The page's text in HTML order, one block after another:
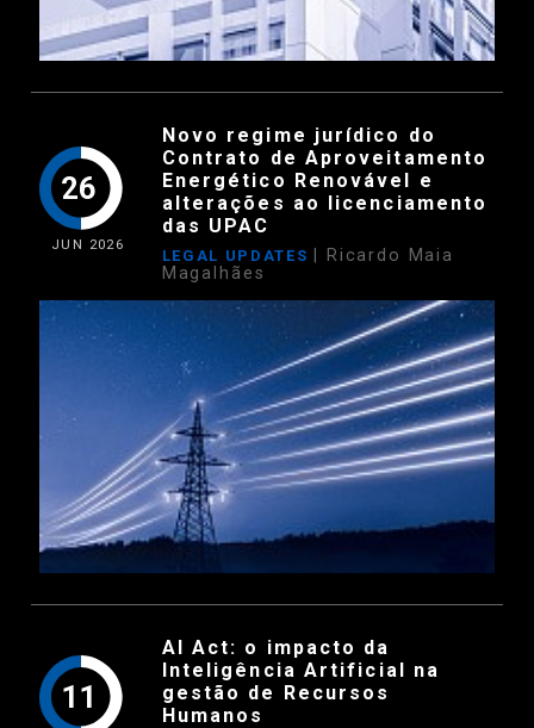
26
JUN 2026
Novo regime jurídico do
Contrato de Aproveitamento
Energético Renovável e
alterações ao licenciamento
das UPAC
LEGAL UPDATES
| Ricardo Maia
Magalhães
11
AI Act: o impacto da
Inteligência Artificial na
gestão de Recursos
Humanos